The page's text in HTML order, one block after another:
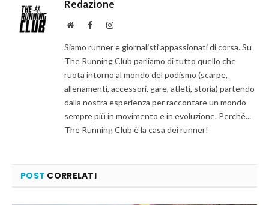
Redazione
WebsiteFacebookInstagram
Siamo runner e giornalisti appassionati di corsa. Su
The Running Club parliamo di tutto quello che
ruota intorno al mondo del podismo (scarpe,
allenamenti, accessori, gare, atleti, storia) partendo
dalla nostra esperienza per raccontare un mondo
sempre più in movimento e in evoluzione. Perché...
The Running Club è la casa dei runner!
POST CORRELATI